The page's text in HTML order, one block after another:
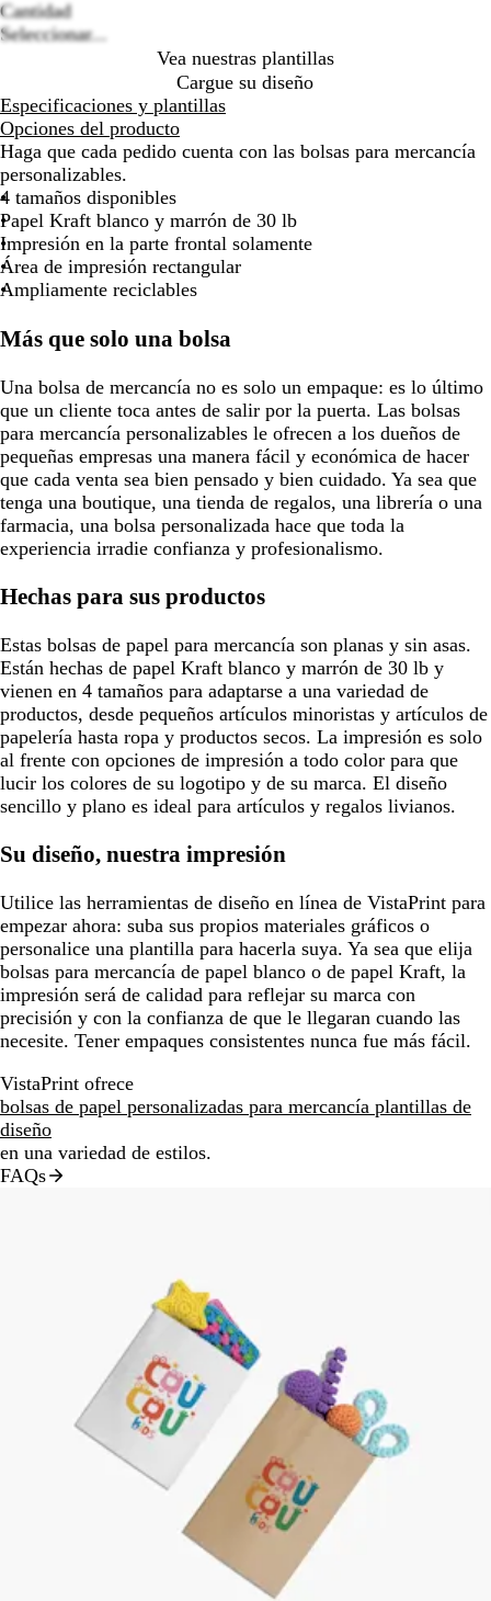
las
flechas
arrastrar
flechas
para
arrastrar
flechas
para
arrastrar
Cantidad
Seleccionar...
Vea nuestras plantillas
Cargue su diseño
Especificaciones y plantillas
Opciones del producto
Haga que cada pedido cuenta con las bolsas para mercancía
personalizables.
4 tamaños disponibles
Papel Kraft blanco y marrón de 30 lb
Impresión en la parte frontal solamente
Área de impresión rectangular
Ampliamente reciclables
Más que solo una bolsa
Una bolsa de mercancía no es solo un empaque: es lo último
que un cliente toca antes de salir por la puerta. Las bolsas
para mercancía personalizables le ofrecen a los dueños de
pequeñas empresas una manera fácil y económica de hacer
que cada venta sea bien pensado y bien cuidado. Ya sea que
tenga una boutique, una tienda de regalos, una librería o una
farmacia, una bolsa personalizada hace que toda la
experiencia irradie confianza y profesionalismo.
Hechas para sus productos
Estas bolsas de papel para mercancía son planas y sin asas.
Están hechas de papel Kraft blanco y marrón de 30 lb y
vienen en 4 tamaños para adaptarse a una variedad de
productos, desde pequeños artículos minoristas y artículos de
papelería hasta ropa y productos secos. La impresión es solo
al frente con opciones de impresión a todo color para que
lucir los colores de su logotipo y de su marca. El diseño
sencillo y plano es ideal para artículos y regalos livianos.
Su diseño, nuestra impresión
Utilice las herramientas de diseño en línea de VistaPrint para
empezar ahora: suba sus propios materiales gráficos o
personalice una plantilla para hacerla suya. Ya sea que elija
bolsas para mercancía de papel blanco o de papel Kraft, la
impresión será de calidad para reflejar su marca con
precisión y con la confianza de que le llegaran cuando las
necesite. Tener empaques consistentes nunca fue más fácil.
VistaPrint ofrece
bolsas de papel personalizadas para mercancía plantillas de
diseño
en una variedad de estilos.
FAQs